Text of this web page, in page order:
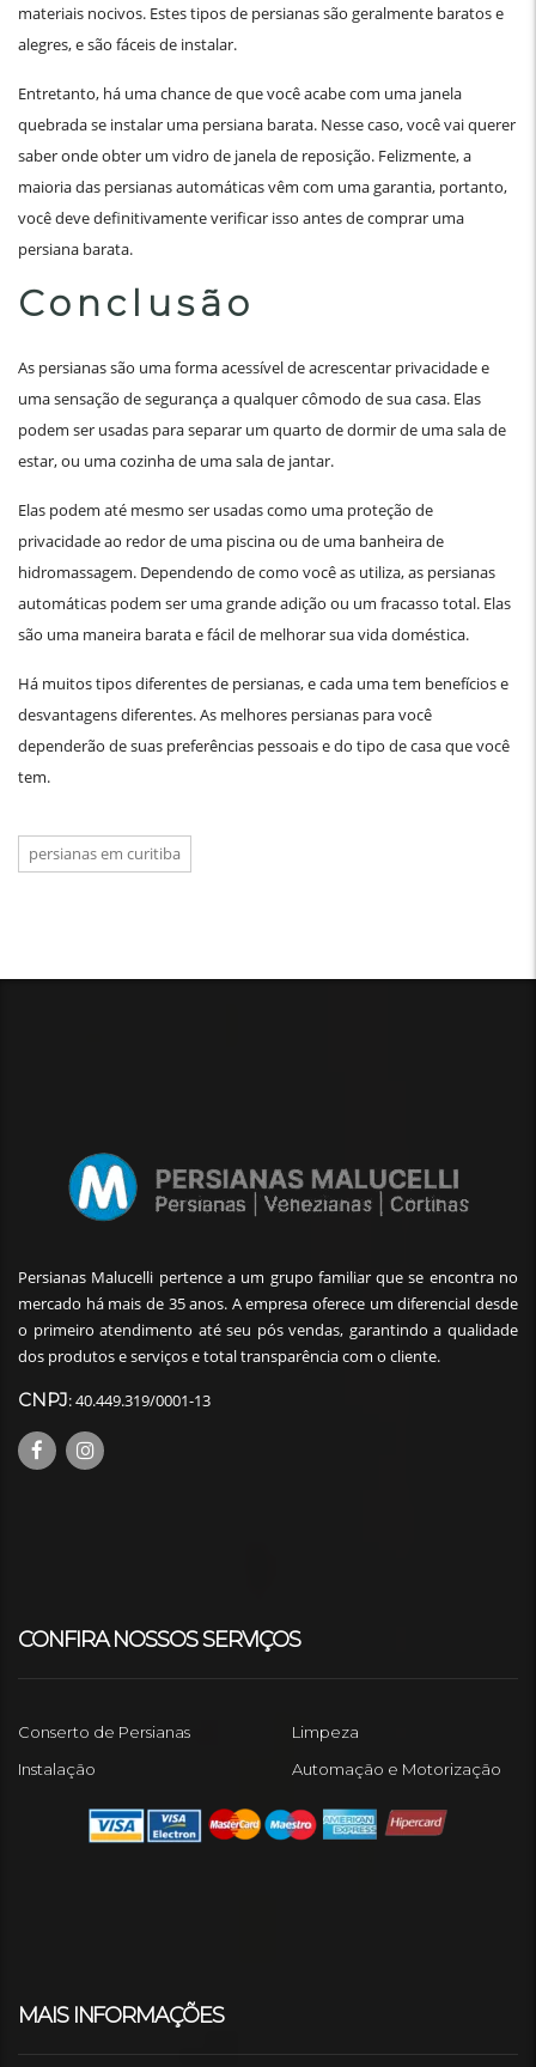
materiais nocivos. Estes tipos de persianas são geralmente baratos e
alegres, e são fáceis de instalar.
Entretanto, há uma chance de que você acabe com uma janela
quebrada se instalar uma persiana barata. Nesse caso, você vai querer
saber onde obter um vidro de janela de reposição. Felizmente, a
maioria das persianas automáticas vêm com uma garantia, portanto,
você deve definitivamente verificar isso antes de comprar uma
persiana barata.
Conclusão
As persianas são uma forma acessível de acrescentar privacidade e
uma sensação de segurança a qualquer cômodo de sua casa. Elas
podem ser usadas para separar um quarto de dormir de uma sala de
estar, ou uma cozinha de uma sala de jantar.
Elas podem até mesmo ser usadas como uma proteção de
privacidade ao redor de uma piscina ou de uma banheira de
hidromassagem. Dependendo de como você as utiliza, as persianas
automáticas podem ser uma grande adição ou um fracasso total. Elas
são uma maneira barata e fácil de melhorar sua vida doméstica.
Há muitos tipos diferentes de persianas, e cada uma tem benefícios e
desvantagens diferentes. As melhores persianas para você
dependerão de suas preferências pessoais e do tipo de casa que você
tem.
persianas em curitiba
Persianas Malucelli pertence a um grupo familiar que se encontra no
mercado há mais de 35 anos. A empresa oferece um diferencial desde
o primeiro atendimento até seu pós vendas, garantindo a qualidade
dos produtos e serviços e total transparência com o cliente.
CNPJ: 40.449.319/0001-13
CONFIRA NOSSOS SERVIÇOS
Conserto de Persianas
Limpeza
Instalação
Automação e Motorização
MAIS INFORMAÇÕES